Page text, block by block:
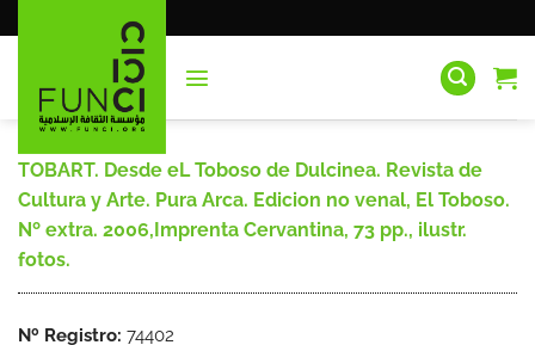
al
TOBART. Desde eL Toboso de Dulcinea. Revista de
Cultura y Arte. Pura Arca. Edicion no venal, El Toboso.
Nº extra. 2006,Imprenta Cervantina, 73 pp., ilustr.
fotos.
Nº Registro: 74402